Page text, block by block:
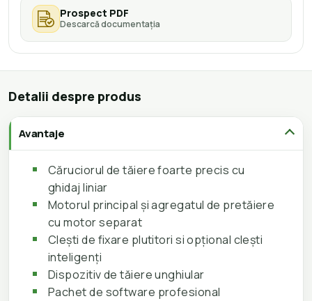
Prospect PDF
Descarcă documentația
Detalii despre produs
Avantaje
Căruciorul de tăiere foarte precis cu
ghidaj liniar
Motorul principal și agregatul de pretăiere
cu motor separat
Clești de fixare plutitori si opțional clești
inteligenți
Dispozitiv de tăiere unghiular
Pachet de software profesional